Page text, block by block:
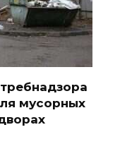
мусорных